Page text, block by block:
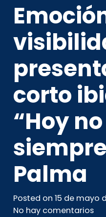
corto
“Hoy
Palma
Posted on 15 de mayo
No hay comentarios